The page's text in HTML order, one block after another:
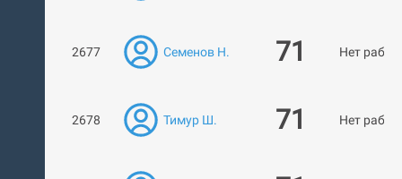
2677 Семенов Н. 71 Нет работ
2678 Тимур Ш. 71 Нет работ